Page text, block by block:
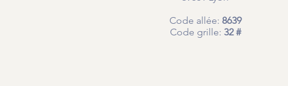
Code allée: 8639
Code grille: 32 #